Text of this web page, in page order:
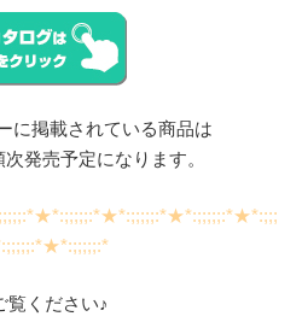
に掲載されている商品は
発売予定になります。
覧ください♪